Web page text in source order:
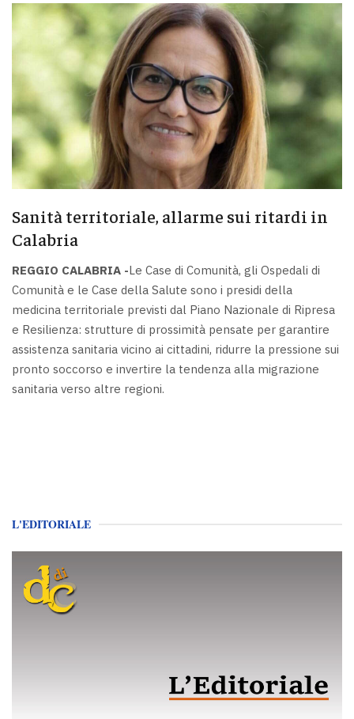
Sanità territoriale, allarme sui ritardi in
Calabria
REGGIO CALABRIA -Le Case di Comunità, gli Ospedali di
Comunità e le Case della Salute sono i presidi della
medicina territoriale previsti dal Piano Nazionale di Ripresa
e Resilienza: strutture di prossimità pensate per garantire
assistenza sanitaria vicino ai cittadini, ridurre la pressione sui
pronto soccorso e invertire la tendenza alla migrazione
sanitaria verso altre regioni.
L'EDITORIALE